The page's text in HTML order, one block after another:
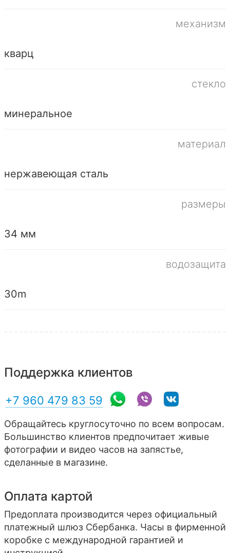
механизм
кварц
стекло
минеральное
материал
нержавеющая сталь
размеры
34 мм
водозащита
30m
Поддержка клиентов
+7 960 479 83 59
Обращайтесь круглосуточно по всем вопросам.
Большинство клиентов предпочитает живые
фотографии и видео часов на запястье,
сделанные в магазине.
Оплата картой
Предоплата производится через официальный
платежный шлюз Сбербанка. Часы в фирменной
коробке с международной гарантией и